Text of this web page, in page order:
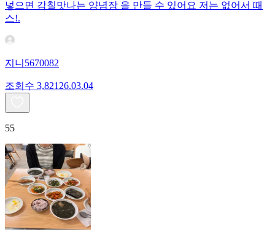
넣으면 감칠맛나는 양념장 을 만들 수 있어요 저는 없어서 때
스!.
지니5670082
조회수 3,821 26.03.04
55